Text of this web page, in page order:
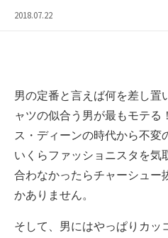
2018.07.22
男の定番と言えば何を差し置
ャツの似合う男が最もモテる
ス・ディーンの時代から不変
いくらファッショニスタを気
合わなかったらチャーシュー
かありません。
そして、男にはやっぱりカッ